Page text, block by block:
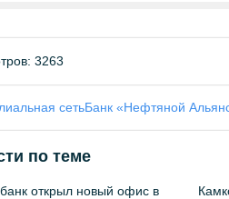
3263
сетьБанк «Нефтяной
по теме
открыл новый офис в